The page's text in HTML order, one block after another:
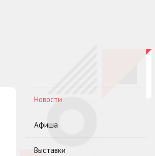
Новости
Афиша
Выставки